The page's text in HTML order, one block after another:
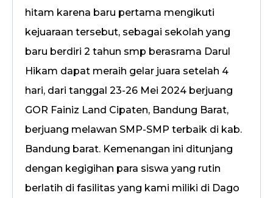
hitam karena baru pertama mengikuti
kejuaraan tersebut, sebagai sekolah yang
baru berdiri 2 tahun smp berasrama Darul
Hikam dapat meraih gelar juara setelah 4
hari, dari tanggal 23-26 Mei 2024 berjuang
GOR Fainiz Land Cipaten, Bandung Barat,
berjuang melawan SMP-SMP terbaik di kab.
Bandung barat. Kemenangan ini ditunjang
dengan kegigihan para siswa yang rutin
berlatih di fasilitas yang kami miliki di Dago